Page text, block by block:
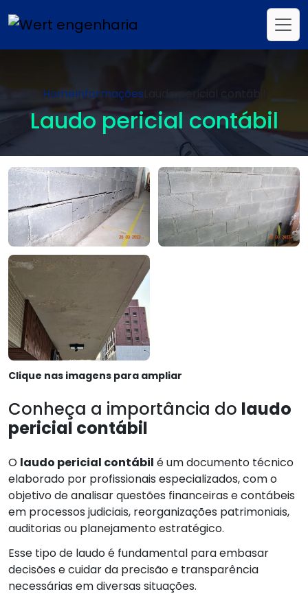
HomeInformações
Laudo pericial contábil
Clique nas imagens para ampliar
Conheça a importância do laudo
pericial contábil
O laudo pericial contábil é um documento técnico
elaborado por profissionais especializados, com o
objetivo de analisar questões financeiras e contábeis
em processos judiciais, reorganizações patrimoniais,
auditorias ou planejamento estratégico.
Esse tipo de laudo é fundamental para embasar
decisões e cuidar da precisão e transparência
necessárias em diversas situações.